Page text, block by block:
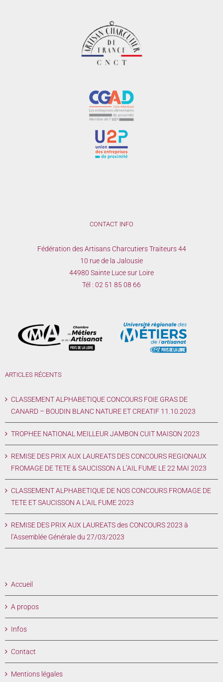
CONTACT INFO
Fédération des Artisans Charcutiers Traiteurs 44
10 rue de la Jalousie
44980 Sainte Luce sur Loire
Tél : 02 51 85 08 66
ARTICLES RÉCENTS
CLASSEMENT ALPHABETIQUE CONCOURS FOIE GRAS DE
CANARD – BOUDIN BLANC NATURE ET CREATIF 11.10.2023
TROPHEE NATIONAL MEILLEUR JAMBON CUIT MAISON 2023
REMISE DES PRIX AUX LAUREATS DES CONCOURS REGIONAUX
FROMAGE DE TETE & SAUCISSON A L’AIL FUME LE 22 MAI 2023
CLASSEMENT ALPHABETIQUE DE NOS CONCOURS FROMAGE DE
TETE ET SAUCISSON A L’AIL FUME 2023
REMISE DES PRIX AUX LAUREATS des CONCOURS 2023 à
l’Assemblée Générale du 27/03/2023
Accueil
A propos
Infos
Contact
Mentions légales